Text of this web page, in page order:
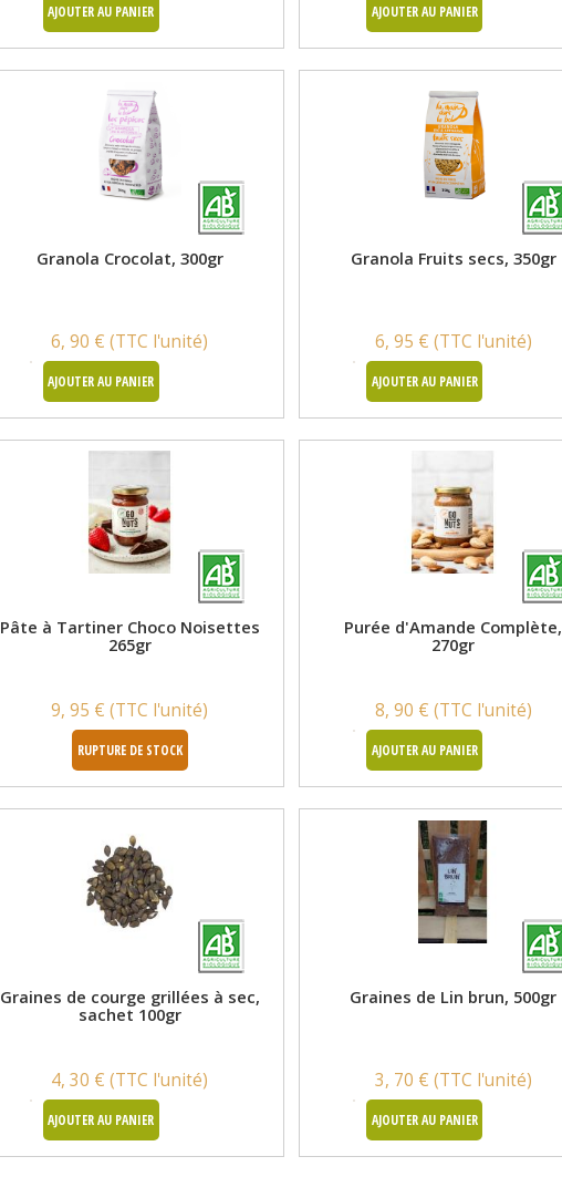
AJOUTER AU PANIER AJOUTER AU PANIER
Granola Crocolat, 300gr
6, 90 € (TTC l'unité)
AJOUTER AU PANIER
Granola Fruits secs, 350gr
6, 95 € (TTC l'unité)
AJOUTER AU PANIER
Pâte à Tartiner Choco Noisettes
265gr
9, 95 € (TTC l'unité)
RUPTURE DE STOCK
Purée d'Amande Complète,
270gr
8, 90 € (TTC l'unité)
AJOUTER AU PANIER
Graines de courge grillées à sec,
sachet 100gr
4, 30 € (TTC l'unité)
AJOUTER AU PANIER
Graines de Lin brun, 500gr
3, 70 € (TTC l'unité)
AJOUTER AU PANIER